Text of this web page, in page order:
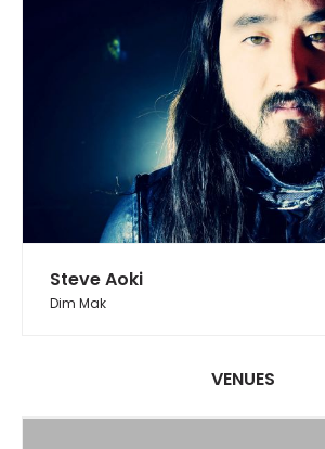
Steve Aoki
Dim Mak
VENUES